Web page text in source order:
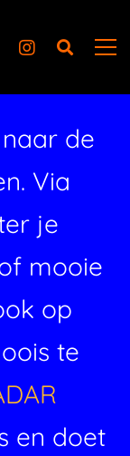
de
Via
je
mooie
op
te
en doet